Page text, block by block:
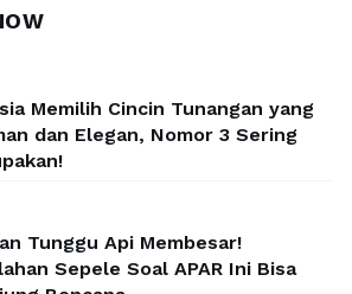
ini dengan menyediakan …
Memilih Cincin Tunangan yang
dan Elegan, Nomor 3 Sering
Tunggu Api Membesar!
Sepele Soal APAR Ini Bisa